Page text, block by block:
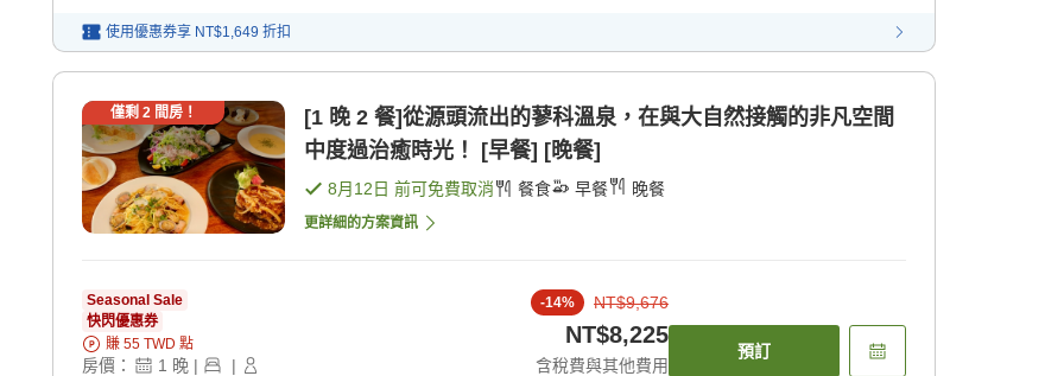
使用優惠券享 NT$1,649 折扣
僅剩 2 間房！
[1 晚 2 餐]從源頭流出的蓼科溫泉，在與大自然接觸的非凡空間
中度過治癒時光！ [早餐] [晚餐]
8月12日 前可免費取消 餐食 早餐 晚餐
更詳細的方案資訊
Seasonal Sale
快閃優惠券
賺 55 TWD 點
房價： 1 晚 | |
-14% NT$9,676
NT$8,225
含稅費與其他費用
預訂